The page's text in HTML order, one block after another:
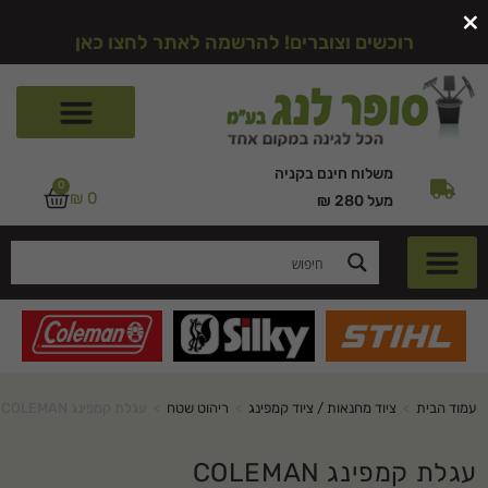
רוכשים וצוברים! להרשמה לאתר לחצו כאן
משלוח חינם בקניה
מעל 280 ₪
₪ 0
0
עמוד הבית ציוד מחנאות / ציוד קמפינג ריהוט שטח
עגלת קמפינג COLEMAN
×